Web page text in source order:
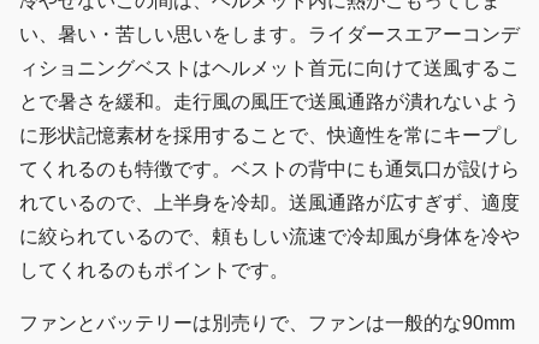
い、暑い・苦しい思いをします。ライダースエアーコンデ
ィショニングベストはヘルメット首元に向けて送風するこ
とで暑さを緩和。走行風の風圧で送風通路が潰れないよう
に形状記憶素材を採用することで、快適性を常にキープし
てくれるのも特徴です。ベストの背中にも通気口が設けら
れているので、上半身を冷却。送風通路が広すぎず、適度
に絞られているので、頼もしい流速で冷却風が身体を冷や
してくれるのもポイントです。
ファンとバッテリーは別売りで、ファンは一般的な90mm